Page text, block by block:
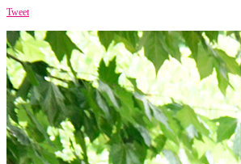
Tweet